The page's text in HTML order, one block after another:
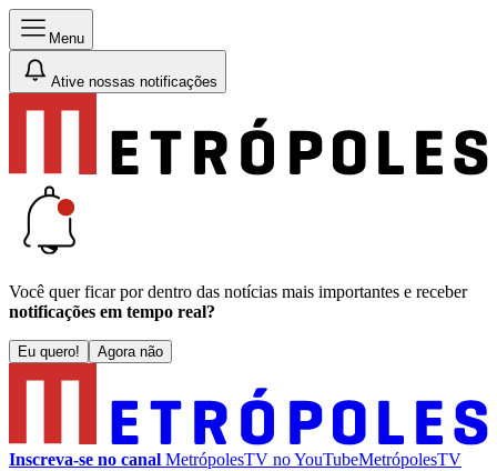
Menu
Ative nossas notificações
Você quer ficar por dentro das notícias mais importantes e receber
notificações em tempo real?
Eu quero! Agora não
Inscreva-se no canal MetrópolesTV noYouTubeMetrópolesTV